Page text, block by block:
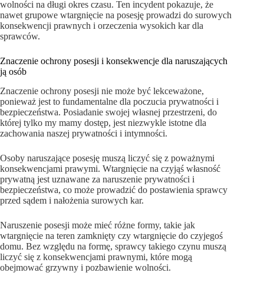
wolności na długi okres czasu. Ten incydent pokazuje, że
nawet grupowe wtargnięcie na posesję prowadzi do surowych
konsekwencji prawnych i orzeczenia wysokich kar dla
sprawców.
Znaczenie ochrony posesji i konsekwencje dla naruszających
ją osób
Znaczenie ochrony posesji nie może być lekceważone,
ponieważ jest to fundamentalne dla poczucia prywatności i
bezpieczeństwa. Posiadanie swojej własnej przestrzeni, do
której tylko my mamy dostęp, jest niezwykle istotne dla
zachowania naszej prywatności i intymności.
Osoby naruszające posesję muszą liczyć się z poważnymi
konsekwencjami prawymi. Wtargnięcie na czyjąś własność
prywatną jest uznawane za naruszenie prywatności i
bezpieczeństwa, co może prowadzić do postawienia sprawcy
przed sądem i nałożenia surowych kar.
Naruszenie posesji może mieć różne formy, takie jak
wtargnięcie na teren zamknięty czy wtargnięcie do czyjegoś
domu. Bez względu na formę, sprawcy takiego czynu muszą
liczyć się z konsekwencjami prawnymi, które mogą
obejmować grzywny i pozbawienie wolności.